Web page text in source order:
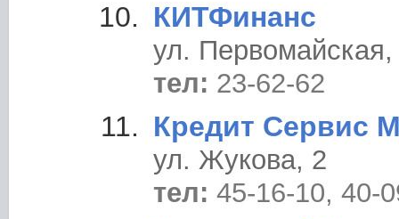
КИТФинанс
ул. Первомайская,
тел: 23-62-62
Кредит Сервис
ул. Жукова, 2
тел: 45-16-10, 40-